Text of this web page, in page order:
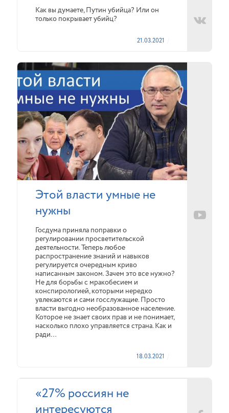
Как вы думаете, Путин убийца? Или он
только покрывает убийц?
21.03.2021
Этой власти умные не
нужны
Госдума приняла поправки о
регулировании просветительской
деятельности. Теперь любое
распространение знаний и навыков
регулируется очередным криво
написанным законом. Зачем это все нужно?
Не для борьбы с мракобесием и
конспирологией, которыми нередко
увлекаются и сами госслужащие. Просто
власти выгодно необразованное население.
Которое не знает своих прав и не понимает,
насколько плохо управляется страна. Как и
ради…
18.03.2021
«27% россиян не
интересуются